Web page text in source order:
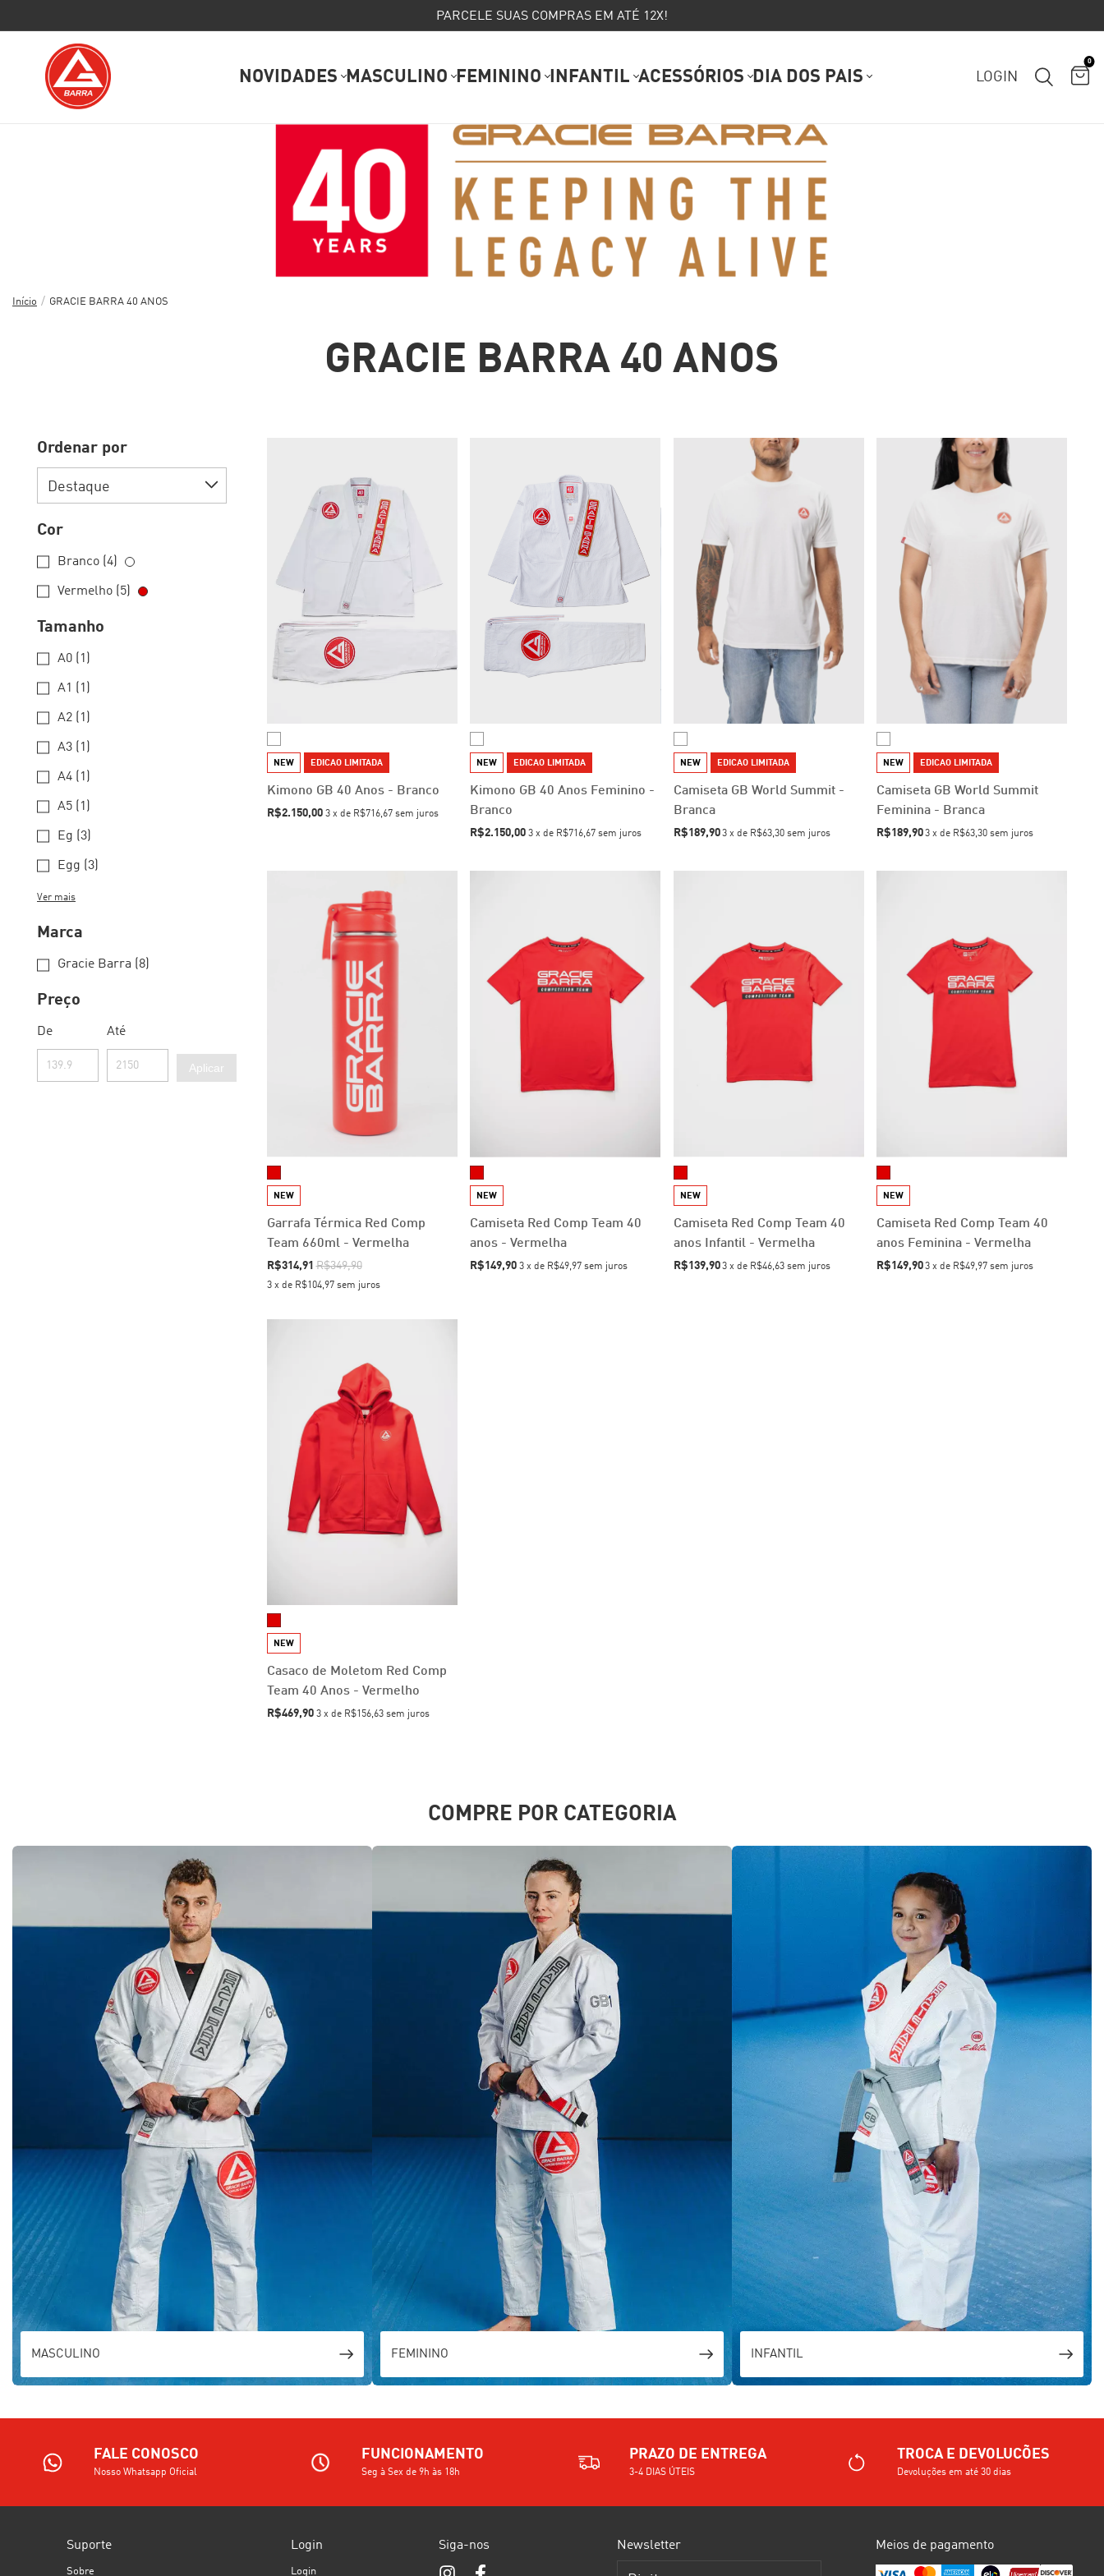
PARCELE SUAS COMPRAS EM ATÉ 12X!
NOVIDADES MASCULINO FEMININO INFANTIL ACESSÓRIOS DIA DOS PAIS LOGIN
0
Início / GRACIE BARRA 40 ANOS
GRACIE BARRA 40 ANOS
Ordenar por
Cor
Branco (4)
Vermelho (5)
Tamanho
A0 (1)
A1 (1)
A2 (1)
A3 (1)
A4 (1)
A5 (1)
Eg (3)
Egg (3)
Ver mais
Marca
Gracie Barra (8)
Preço
De Até
Aplicar
NEW EDICAO LIMITADA
Kimono GB 40 Anos - Branco
R$2.150,00 3 x de R$716,67 sem juros
NEW EDICAO LIMITADA
Kimono GB 40 Anos Feminino -
Branco
R$2.150,00 3 x de R$716,67 sem juros
NEW EDICAO LIMITADA
Camiseta GB World Summit -
Branca
R$189,90 3 x de R$63,30 sem juros
NEW EDICAO LIMITADA
Camiseta GB World Summit
Feminina - Branca
R$189,90 3 xde R$63,30 sem juros
NEW
Garrafa Térmica Red Comp
Team 660ml - Vermelha
R$314,91 R$349,90
3 x de R$104,97 sem juros
NEW
Camiseta Red Comp Team 40
anos - Vermelha
R$149,90 3 x de R$49,97 sem juros
NEW
Camiseta Red Comp Team 40
anos Infantil - Vermelha
R$139,90 3 x de R$46,63 sem juros
NEW
Camiseta Red Comp Team 40
anos Feminina - Vermelha
R$149,90 3 xde R$49,97 sem juros
NEW
Casaco de Moletom Red Comp
Team 40 Anos - Vermelho
R$469,90 3 x de R$156,63 sem juros
COMPRE POR CATEGORIA
MASCULINO FEMININO INFANTIL
FALE CONOSCO
Nosso Whatsapp Oficial
FUNCIONAMENTO
Seg à Sex de 9h às 18h
PRAZO DE ENTREGA
3-4 DIAS ÚTEIS
TROCA E DEVOLUCÕES
Devoluções em até 30 dias
Suporte
Sobre
Login
Login
Siga-nos Newsletter Meios de pagamento